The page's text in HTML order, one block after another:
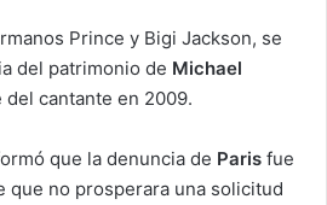
Prince y Bigi Jackson, se
del patrimonio de Michael
cantante en 2009.
que la denuncia de Paris fue
que no prosperara una solicitud